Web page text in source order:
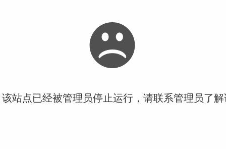
站点已经被管理员停止运行，请联系管理员了